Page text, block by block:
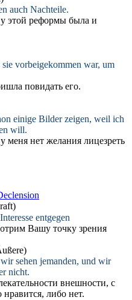
auch Nachteile.
этой реформы была и
vorbeigekommen war, um
повидать его.
einige Bilder zeigen, weil ich
will.
меня нет желания лицезреть
entgegen
Вашу точку зрения
wirsehen jemanden, und wir
nicht.
внешности, с
либо нет.